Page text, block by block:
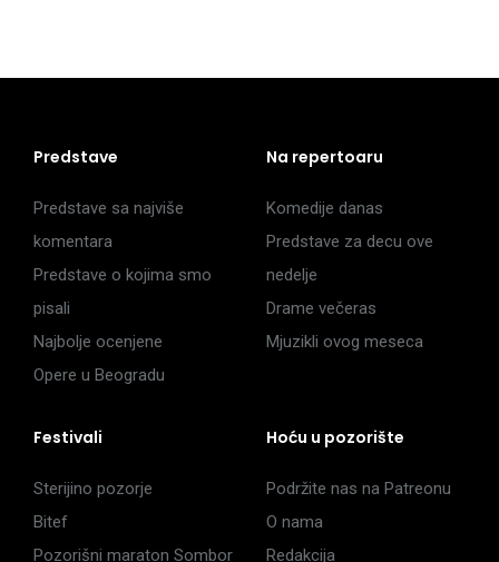
Predstave
Predstave sa najviše
komentara
Predstave o kojima smo
pisali
Najbolje ocenjene
Opere u Beogradu
Na repertoaru
Komedije danas
Predstave za decu ove
nedelje
Drame večeras
Mjuzikli ovog meseca
Festivali
Sterijino pozorje
Bitef
Pozorišni maraton Sombor
Hoću u pozorište
Podržite nas na Patreonu
O nama
Redakcija